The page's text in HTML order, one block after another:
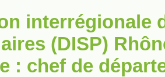
interrégionale
(DISP)
: chef de